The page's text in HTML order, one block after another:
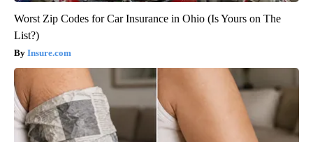
Worst Zip Codes for Car Insurance in Ohio (Is Yours on The
List?)
Insure.com